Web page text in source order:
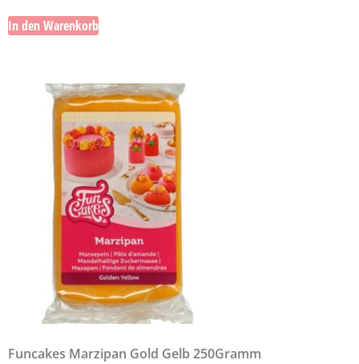
In den Warenkorb
Funcakes Marzipan Gold Gelb 250Gramm